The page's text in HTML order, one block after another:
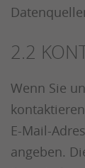
2.2
Wenn Sie
E-Mail-
angeben.